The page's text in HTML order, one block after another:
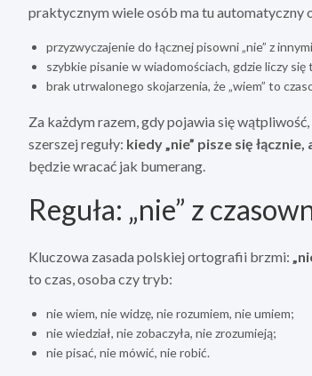
praktycznym wiele osób ma tu automatyczny
przyzwyczajenie do łącznej pisowni „nie” z
szybkie pisanie w wiadomościach, gdzie liczy
brak utrwalonego skojarzenia, że „wiem” to
Za każdym razem, gdy pojawia się
szerszej reguły: kiedy „nie” pisze się
będzie wracać jak bumerang.
Reguła: „nie” z
Kluczowa zasada polskiej ortografii brzmi:
to czas, osoba czy tryb:
nie wiem, nie widzę, nie rozumiem, nie umiem;
nie wiedział, nie zobaczyła, nie zrozumieją;
nie pisać, nie mówić, nie robić.